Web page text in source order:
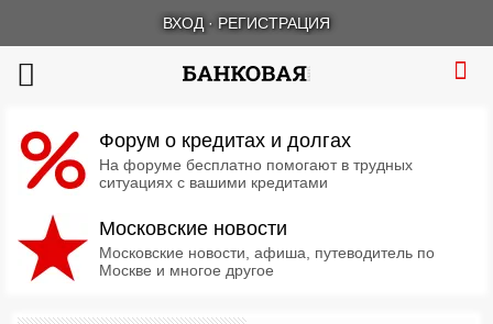
ВХОД · РЕГИСТРАЦИЯ
Форум о кредитах и долгах
На форуме бесплатно помогают в трудных
ситуациях с вашими кредитами
Московские новости
Московские новости, афиша, путеводитель по
Москве и многое другое